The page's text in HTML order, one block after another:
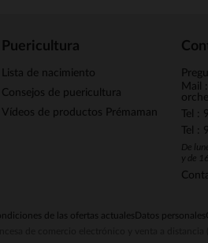
Puericultura
Lista de nacimiento
Consejos de puericultura
Vídeos de productos Prémaman
Mail
Tel
Tel
De
y de
de las ofertas actuales Datos personales